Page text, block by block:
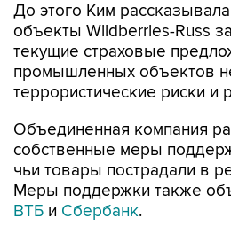
До этого Ким
объекты Wildberries-Russ
текущие страховые
промышленных объектов
террористические риски и
Объединенная компания
собственные меры
чьи товары пострадали в
Меры поддержки также
ВТБ и Сбербанк.